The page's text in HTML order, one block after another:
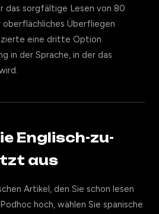
das sorgfältige Lesen von 80
Überfliegen
eine dritte Option:
in der Sprache, in der das
Englisch-zu-
aus
Artikel, den Sie schon lesen
hoch, wählen Sie spanische